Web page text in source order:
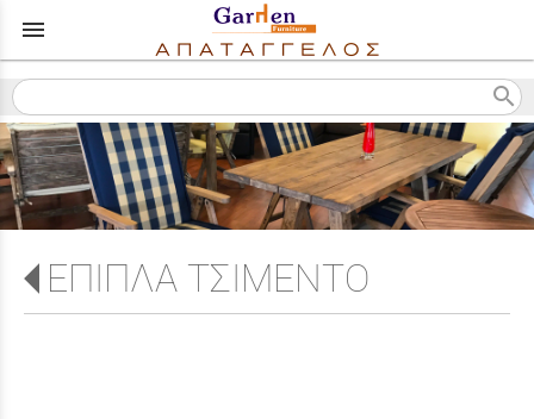
menu
search
ΕΠΙΠΛΑ ΤΣΙΜΕΝΤΟ